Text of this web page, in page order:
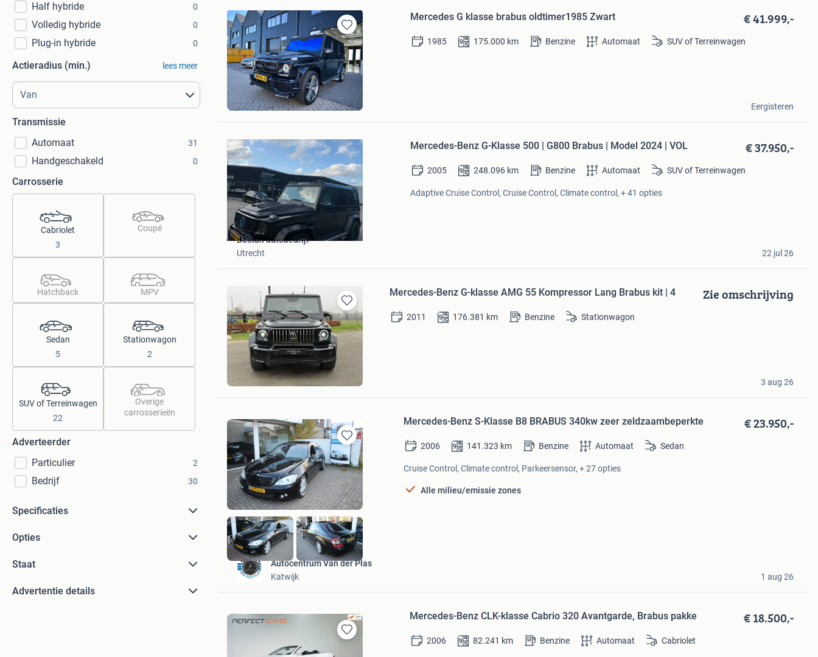
Half hybride 0
Volledig hybride 0
Plug-in hybride 0
Actieradius (min.) lees meer
Transmissie
Automaat
31
Handgeschakeld 0
Carrosserie
Cabriolet
3
Coupé
Hatchback MPV
Sedan
5
Stationwagon
2
SUV of Terreinwagen
22
Overige
carrosserieën
Adverteerder
Particulier
2
Bedrijf 30
Specificaties
Opties
Staat
Advertentie details
Bewaren
in
Mijn
Favorieten
Mercedes G klasse brabus oldtimer1985 Zwart € 41.999,-
1985 175.000 km Benzine Automaat SUV of Terreinwagen
RaamTint Aalsmeer
Aalsmeer
Eergisteren
Mijn
Favorieten
Mercedes-Benz G-Klasse 500 | G800 Brabus | Model 2024 | VOL € 37.950,-
2005 248.096 km Benzine Automaat SUV of Terreinwagen
Adaptive Cruise Control, Cruise Control, Climate control, + 41 opties
Bostan autobedrijf
Utrecht
22 jul 26
Bewaren
in
Mijn
Favorieten
Mercedes-Benz G-klasse AMG 55 Kompressor Lang Brabus kit | 4 Zie omschrijving
2011 176.381 km Benzine Stationwagon
Troostwijk Auctions
Amsterdam
3 aug 26
Bewaren
in
Mijn
Favorieten
Mercedes-Benz S-Klasse B8 BRABUS 340kw zeer zeldzaambeperkte € 23.950,-
2006 141.323 km Benzine Automaat Sedan
Cruise Control, Climate control, Parkeersensor, + 27 opties
Alle milieu/emissie zones
Autocentrum Van der Plas
Katwijk
1 aug 26
Bewaren
Mercedes-Benz CLK-klasse Cabrio 320 Avantgarde, Brabus pakke € 18.500,-
2006 82.241 km Benzine Automaat Cabriolet